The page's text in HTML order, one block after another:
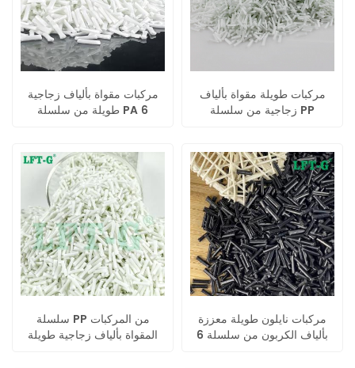
مركبات مقواة بألياف زجاجية
طويلة من سلسلة PA 6
مركبات طويلة مقواة بألياف
زجاجية من سلسلة PP
سلسلة PP من المركبات
المقواة بألياف زجاجية طويلة
مركبات نايلون طويلة معززة
بألياف الكربون من سلسلة 6